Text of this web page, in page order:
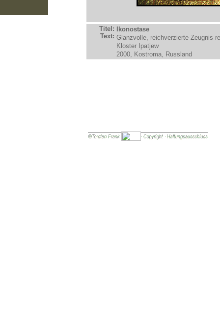
Titel:
Text:
Ikonostase
Glanzvolle, reichverzierte Zeugnis
Kloster Ipatjew
2000, Kostroma, Russland